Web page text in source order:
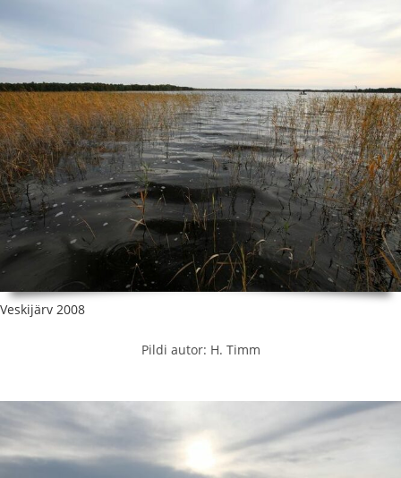
Veskijärv 2008
Pildi autor: H. Timm